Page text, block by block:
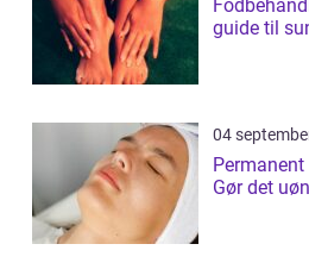
guide til
04
Gør det